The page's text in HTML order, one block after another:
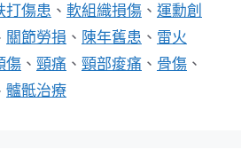
打傷患 、 軟組織損傷 、 運勳創
關節勞損 、 陳年舊患 、 雷火
傷 、 頸痛 、 頸部痠痛 、 骨傷 、
髗骶治療